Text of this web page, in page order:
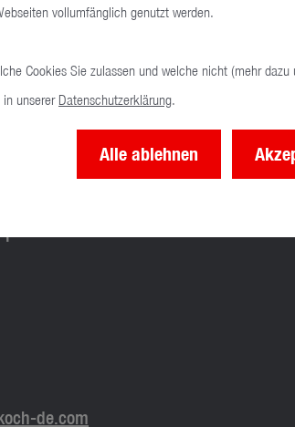
de.com
vollumfänglich genutzt werden.
Cookies Sie zulassen und welche nicht (mehr dazu
unserer Datenschutzerklärung.
Alle ablehnen